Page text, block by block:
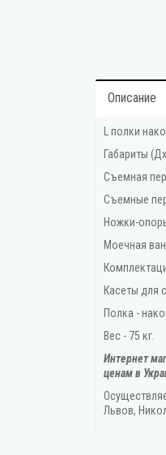
Описание
L полки
Габариты
Съемная
Съемные
Ножки-
Моечная
Касеты для
Полка -
Вес - 75 кг.
Интернет
ценам в
Львов,